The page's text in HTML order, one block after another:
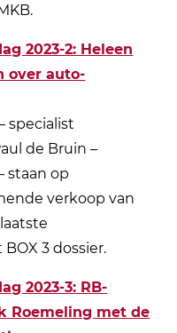
2023-2: Heleen
over auto-
specialist
de Bruin –
staan op
verkoop van
3 dossier.
2023-3: RB-
Roemeling met de